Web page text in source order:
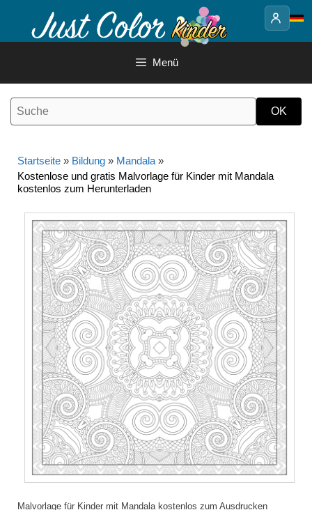
Inhalt
Menü
Startseite » Bildung » Mandala »
Kostenlose und gratis Malvorlage für Kinder mit Mandala
kostenlos zum Herunterladen
Malvorlage für Kinder mit Mandala kostenlos zum Ausdrucken